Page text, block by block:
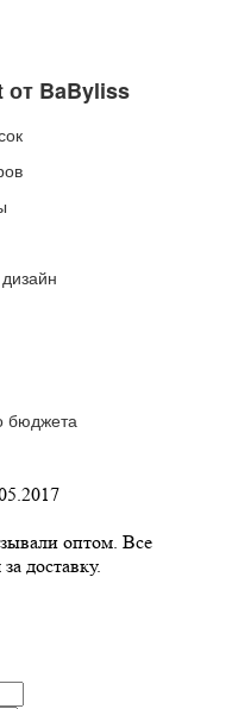
от BaByliss
бюджета
оптом. Все
доставку.